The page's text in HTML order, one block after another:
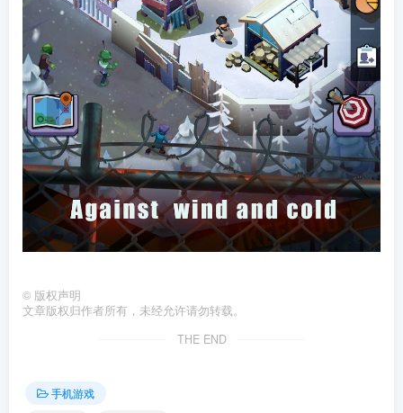
© 版权声明
文章版权归作者所有，未经允许请勿转载。
THE END
手机游戏